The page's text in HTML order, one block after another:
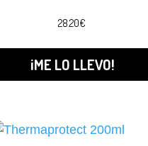
28.20€
¡ME LO LLEVO!